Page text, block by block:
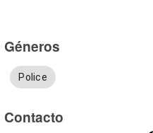
Géneros
Police
Contacto